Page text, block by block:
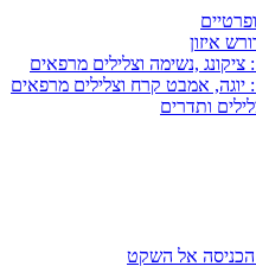
איזון
,נשימה וצלילים מרפאים
יוגה, אמבט קרח וצלילים מרפאים
ותדרים
הכניסה אל השקט